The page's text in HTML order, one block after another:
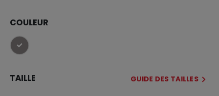
COULEUR
sélectionné
TAILLE GUIDE DES TAILLES